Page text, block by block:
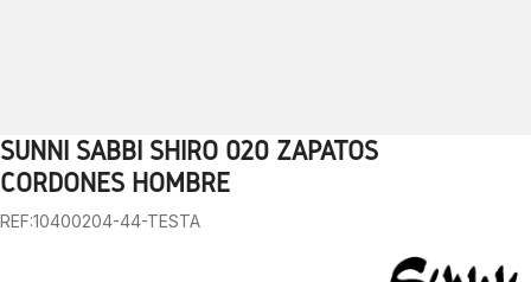
1 2 3 4 5 6 7 8
SUNNI SABBI SHIRO 020 ZAPATOS
CORDONES HOMBRE
REF:10400204-44-TESTA